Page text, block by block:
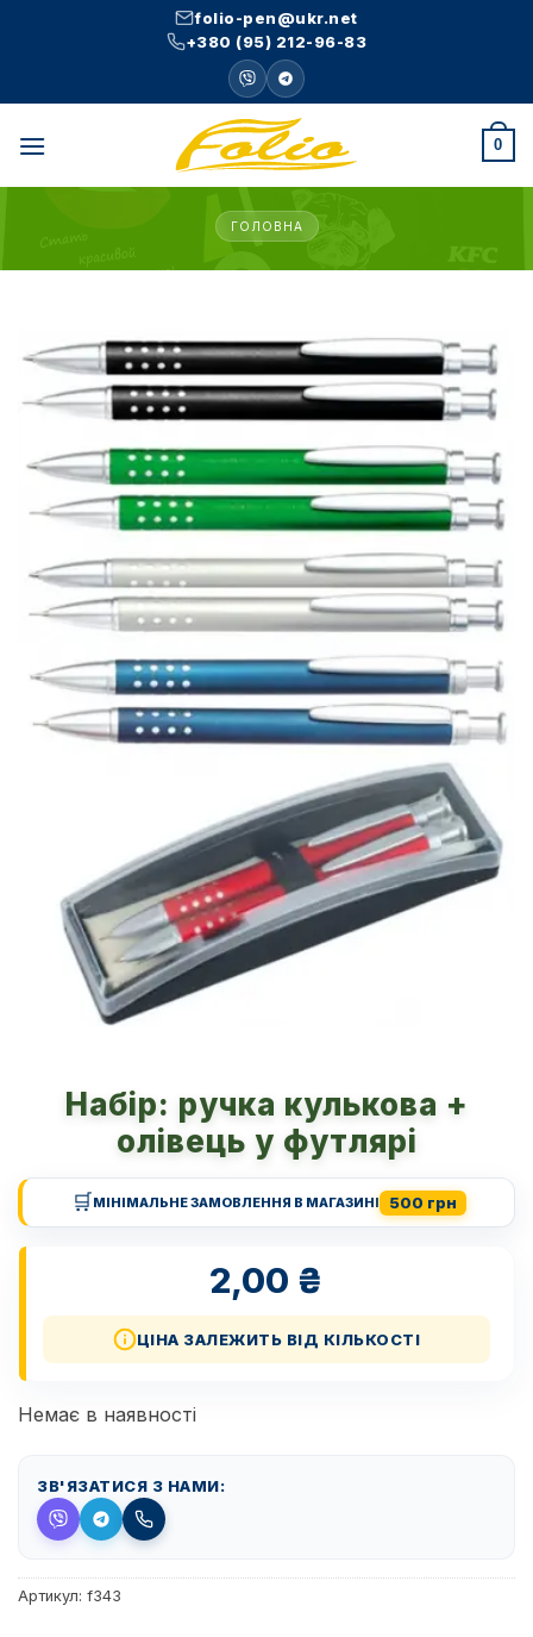
folio-pen@ukr.net
+380 (95) 212-96-83
0
ГОЛОВНА
Набір: ручка кулькова +
олівець у футлярі
🛒МІНІМАЛЬНЕ ЗАМОВЛЕННЯ В МАГАЗИНІ 500 грн
2,00 ₴
ЦІНА ЗАЛЕЖИТЬ ВІД КІЛЬКОСТІ
Немає в наявності
ЗВ'ЯЗАТИСЯ З НАМИ:
Артикул: f343